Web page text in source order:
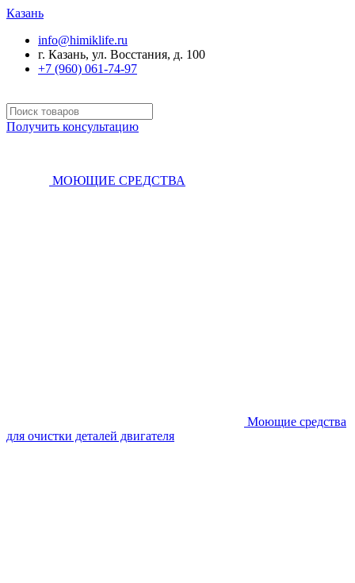
Казань
info@himiklife.ru
г. Казань, ул. Восстания, д. 100
+7 (960) 061-74-97
Получить консультацию
МОЮЩИЕ СРЕДСТВА
Моющие средства
для очистки деталей двигателя